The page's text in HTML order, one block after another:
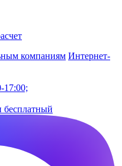
компаниям Интернет-
бесплатный